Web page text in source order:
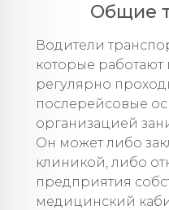
Общие
Водители
которые
регулярно
послерейсовые
организацией
Он может либо
клиникой, либо
предприятия
медицинский